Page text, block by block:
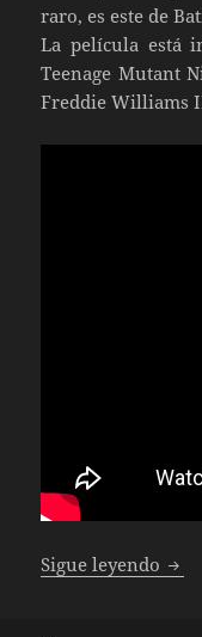
raro, es este de
La película está
Teenage Mutant
Freddie Williams
Sigue leyendo